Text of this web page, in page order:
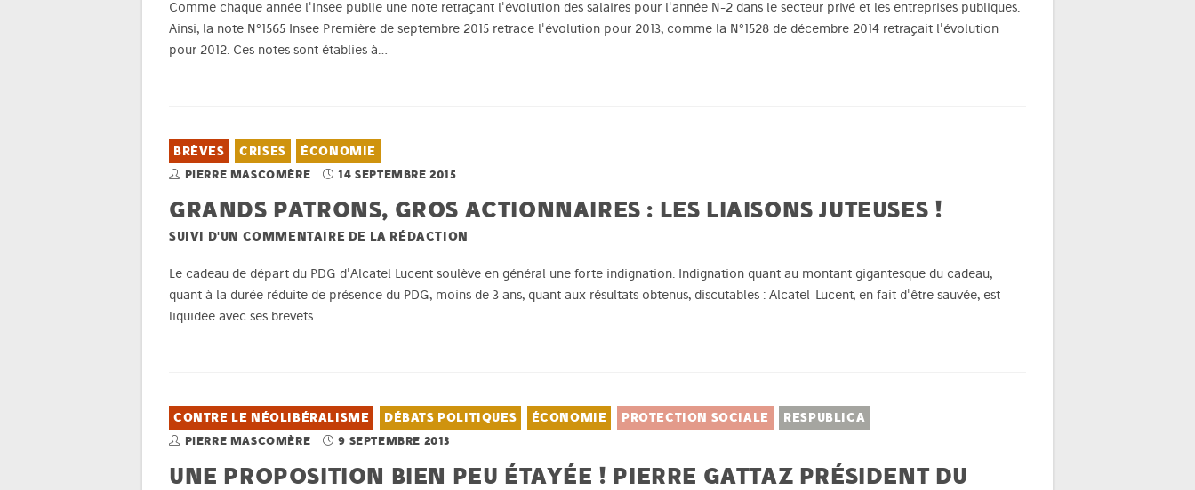
Comme chaque année l'Insee publie une note retraçant l'évolution des salaires pour l'année N-2 dans le secteur privé et les entreprises publiques.
Ainsi, la note N°1565 Insee Première de septembre 2015 retrace l'évolution pour 2013, comme la N°1528 de décembre 2014 retraçait l'évolution
pour 2012. Ces notes sont établies à…
BRÈVES CRISES ÉCONOMIE
PIERRE MASCOMÈRE 14 SEPTEMBRE 2015
GRANDS PATRONS, GROS ACTIONNAIRES : LES LIAISONS JUTEUSES !
SUIVI D'UN COMMENTAIRE DE LA RÉDACTION
Le cadeau de départ du PDG d'Alcatel Lucent soulève en général une forte indignation. Indignation quant au montant gigantesque du cadeau,
quant à la durée réduite de présence du PDG, moins de 3 ans, quant aux résultats obtenus, discutables : Alcatel-Lucent, en fait d'être sauvée, est
liquidée avec ses brevets…
CONTRE LE NÉOLIBÉRALISME DÉBATS POLITIQUES ÉCONOMIE PROTECTION SOCIALE RESPUBLICA
PIERRE MASCOMÈRE 9 SEPTEMBRE 2013
UNE PROPOSITION BIEN PEU ÉTAYÉE ! PIERRE GATTAZ PRÉSIDENT DU